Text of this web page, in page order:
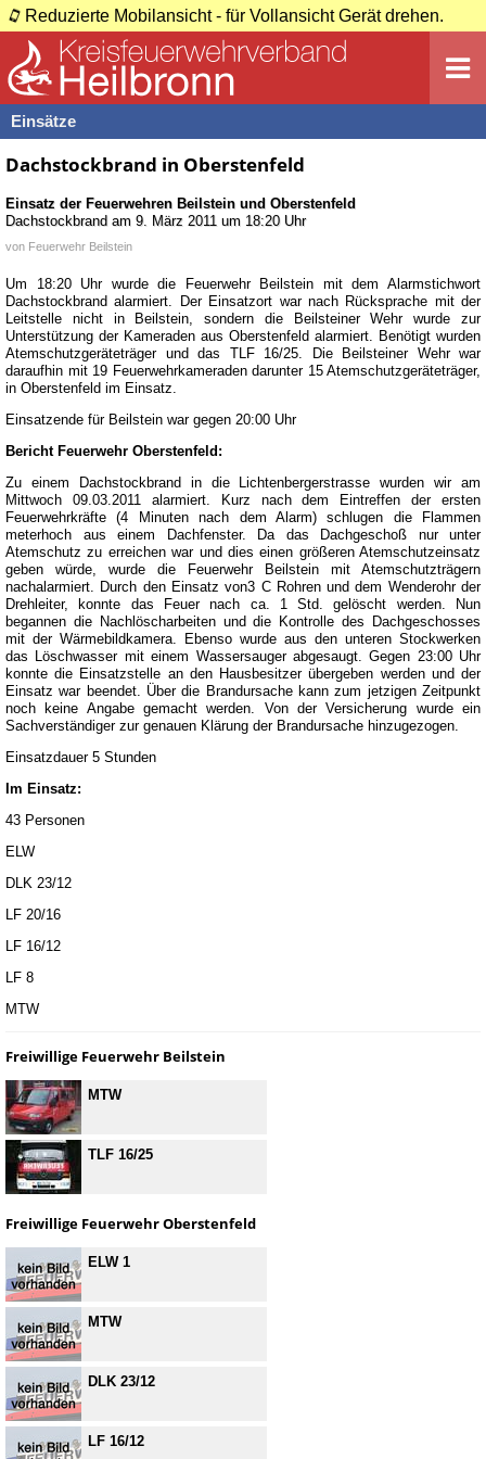
Reduzierte Mobilansicht - für Vollansicht Gerät drehen.
Einsätze
Dachstockbrand in Oberstenfeld
Einsatz der Feuerwehren Beilstein und Oberstenfeld
Dachstockbrand am 9. März 2011 um 18:20 Uhr
von Feuerwehr Beilstein
Um 18:20 Uhr wurde die Feuerwehr Beilstein mit dem Alarmstichwort
Dachstockbrand alarmiert. Der Einsatzort war nach Rücksprache mit der
Leitstelle nicht in Beilstein, sondern die Beilsteiner Wehr wurde zur
Unterstützung der Kameraden aus Oberstenfeld alarmiert. Benötigt wurden
Atemschutzgeräteträger und das TLF 16/25. Die Beilsteiner Wehr war
daraufhin mit 19 Feuerwehrkameraden darunter 15 Atemschutzgeräteträger,
in Oberstenfeld im Einsatz.
Einsatzende für Beilstein war gegen 20:00 Uhr
Bericht Feuerwehr Oberstenfeld:
Zu einem Dachstockbrand in die Lichtenbergerstrasse wurden wir am
Mittwoch 09.03.2011 alarmiert. Kurz nach dem Eintreffen der ersten
Feuerwehrkräfte (4 Minuten nach dem Alarm) schlugen die Flammen
meterhoch aus einem Dachfenster. Da das Dachgeschoß nur unter
Atemschutz zu erreichen war und dies einen größeren Atemschutzeinsatz
geben würde, wurde die Feuerwehr Beilstein mit Atemschutzträgern
nachalarmiert. Durch den Einsatz von3 C Rohren und dem Wenderohr der
Drehleiter, konnte das Feuer nach ca. 1 Std. gelöscht werden. Nun
begannen die Nachlöscharbeiten und die Kontrolle des Dachgeschosses
mit der Wärmebildkamera. Ebenso wurde aus den unteren Stockwerken
das Löschwasser mit einem Wassersauger abgesaugt. Gegen 23:00 Uhr
konnte die Einsatzstelle an den Hausbesitzer übergeben werden und der
Einsatz war beendet. Über die Brandursache kann zum jetzigen Zeitpunkt
noch keine Angabe gemacht werden. Von der Versicherung wurde ein
Sachverständiger zur genauen Klärung der Brandursache hinzugezogen.
Einsatzdauer 5 Stunden
Im Einsatz:
43 Personen
ELW
DLK 23/12
LF 20/16
LF 16/12
LF 8
MTW
Freiwillige Feuerwehr Beilstein
MTW
TLF 16/25
Freiwillige Feuerwehr Oberstenfeld
ELW 1
MTW
DLK 23/12
LF 16/12